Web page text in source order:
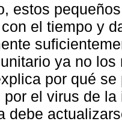
estos
el tiempo y
ya no
por qué
por el virus de
debe